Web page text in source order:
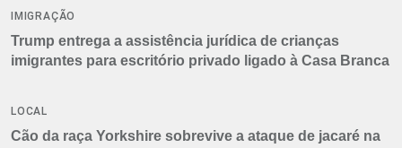
IMIGRAÇÃO
Trump entrega a assistência jurídica de crianças
imigrantes para escritório privado ligado à Casa Branca
LOCAL
Cão da raça Yorkshire sobrevive a ataque de jacaré na